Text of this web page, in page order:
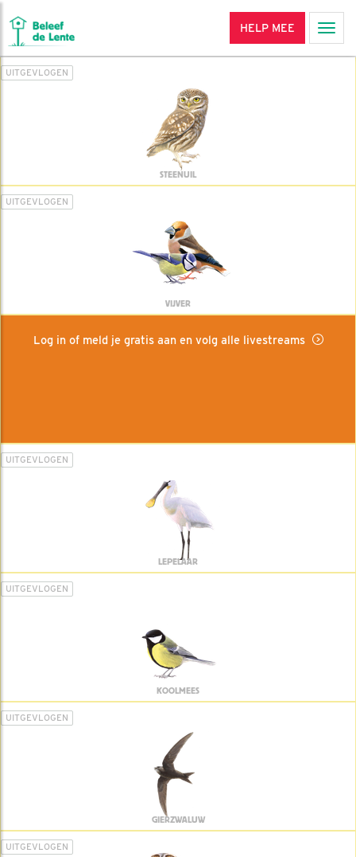
HELP MEE
UITGEVLOGEN
STEENUIL
UITGEVLOGEN
VIJVER
Log in of meld je gratis aan en volg alle livestreams
UITGEVLOGEN
LEPELAAR
UITGEVLOGEN
KOOLMEES
UITGEVLOGEN
GIERZWALUW
UITGEVLOGEN